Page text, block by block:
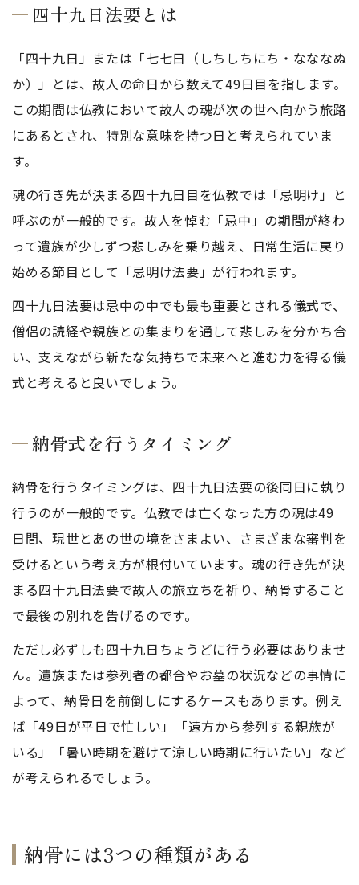
四十九日法要とは
「四十九日」または「七七日（しちしちにち・なななぬ
か）」とは、故人の命日から数えて49日目を指します。
この期間は仏教において故人の魂が次の世へ向かう旅路
にあるとされ、特別な意味を持つ日と考えられていま
す。
魂の行き先が決まる四十九日目を仏教では「忌明け」と
呼ぶのが一般的です。故人を悼む「忌中」の期間が終わ
って遺族が少しずつ悲しみを乗り越え、日常生活に戻り
始める節目として「忌明け法要」が行われます。
四十九日法要は忌中の中でも最も重要とされる儀式で、
僧侶の読経や親族との集まりを通して悲しみを分かち合
い、支えながら新たな気持ちで未来へと進む力を得る儀
式と考えると良いでしょう。
納骨式を行うタイミング
納骨を行うタイミングは、四十九日法要の後同日に執り
行うのが一般的です。仏教では亡くなった方の魂は49
日間、現世とあの世の境をさまよい、さまざまな審判を
受けるという考え方が根付いています。魂の行き先が決
まる四十九日法要で故人の旅立ちを祈り、納骨すること
で最後の別れを告げるのです。
ただし必ずしも四十九日ちょうどに行う必要はありませ
ん。遺族または参列者の都合やお墓の状況などの事情に
よって、納骨日を前倒しにするケースもあります。例え
ば「49日が平日で忙しい」「遠方から参列する親族が
いる」「暑い時期を避けて涼しい時期に行いたい」など
が考えられるでしょう。
納骨には3つの種類がある